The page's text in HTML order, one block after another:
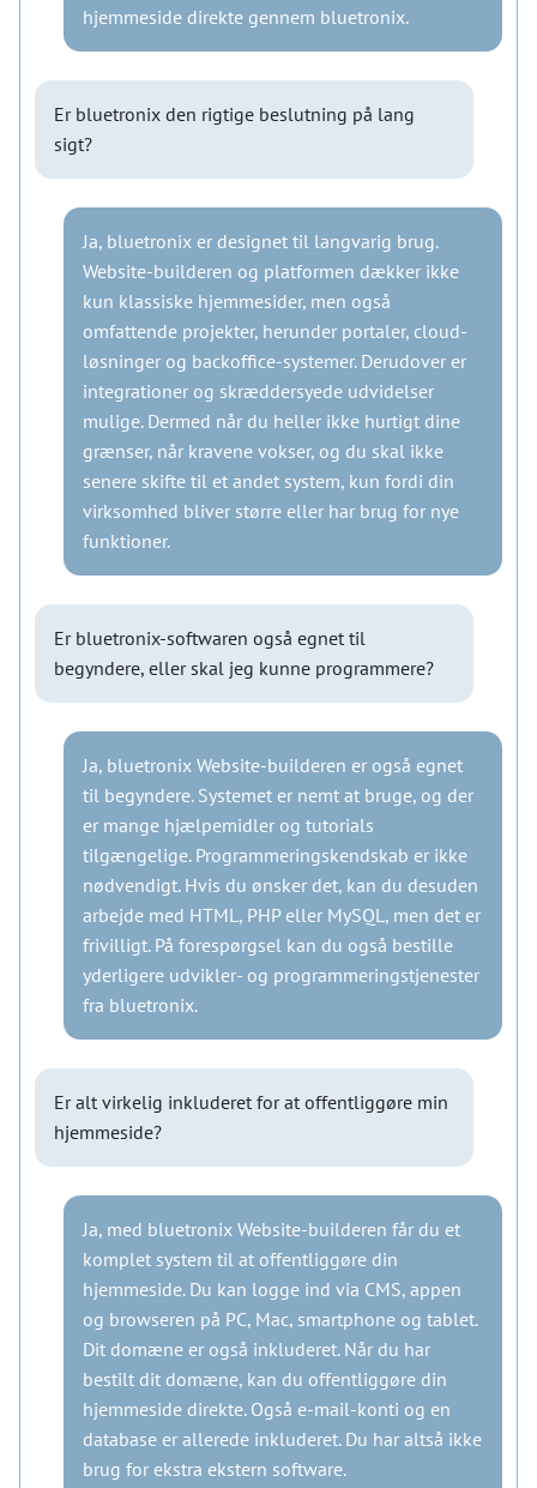
hjemmeside direkte gennem bluetronix.
Er bluetronix den rigtige beslutning på lang
sigt?
Ja, bluetronix er designet til langvarig brug.
Website-builderen og platformen dækker ikke
kun klassiske hjemmesider, men også
omfattende projekter, herunder portaler, cloud-
løsninger og backoffice-systemer. Derudover er
integrationer og skræddersyede udvidelser
mulige. Dermed når du heller ikke hurtigt dine
grænser, når kravene vokser, og du skal ikke
senere skifte til et andet system, kun fordi din
virksomhed bliver større eller har brug for nye
funktioner.
Er bluetronix-softwaren også egnet til
begyndere, eller skal jeg kunne programmere?
Ja, bluetronix Website-builderen er også egnet
til begyndere. Systemet er nemt at bruge, og der
er mange hjælpemidler og tutorials
tilgængelige. Programmeringskendskab er ikke
nødvendigt. Hvis du ønsker det, kan du desuden
arbejde med HTML, PHP eller MySQL, men det er
frivilligt. På forespørgsel kan du også bestille
yderligere udvikler- og programmeringstjenester
fra bluetronix.
Er alt virkelig inkluderet for at offentliggøre min
hjemmeside?
Ja, med bluetronix Website-builderen får du et
komplet system til at offentliggøre din
hjemmeside. Du kan logge ind via CMS, appen
og browseren på PC, Mac, smartphone og tablet.
Dit domæne er også inkluderet. Når du har
bestilt dit domæne, kan du offentliggøre din
hjemmeside direkte. Også e-mail-konti og en
database er allerede inkluderet. Du har altså ikke
brug for ekstra ekstern software.